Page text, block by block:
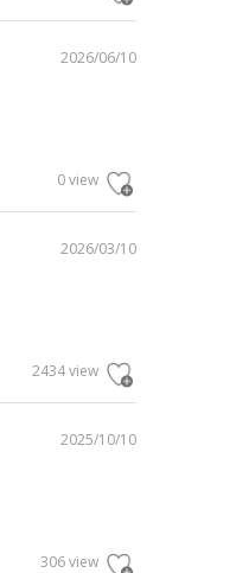
2026/06/10
0 view
2026/03/10
2434 view
2025/10/10
306 view